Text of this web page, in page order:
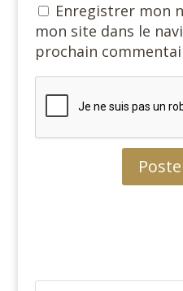
Enregistrer mon
mon site dans le
prochain